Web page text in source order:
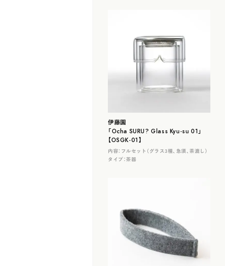
伊藤園
「Ocha SURU? Glass Kyu-su 01」
【OSGK-01】
内容： フルセット（グラス３種、急須、茶漉し）
タイプ：茶器